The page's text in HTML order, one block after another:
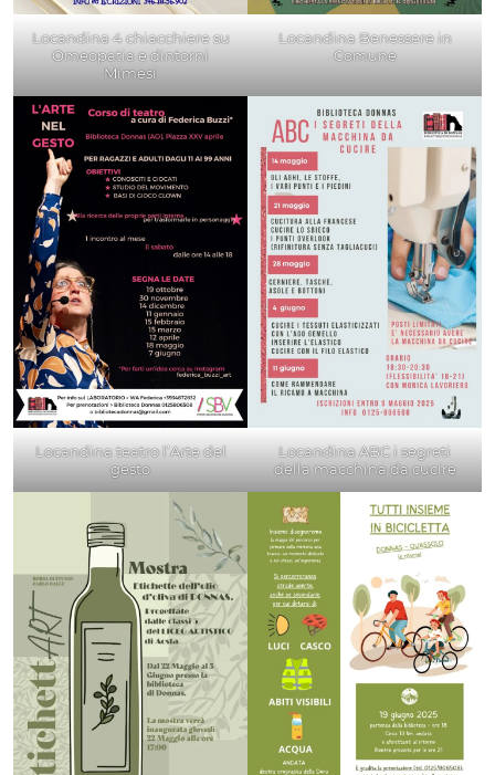
Locandina 4 chiacchiere su
Omeopatia e dintorni
Mimesi
Locandina Benessere in
Comune
Locandina teatro l’Arte del
gesto
Locandina ABC i segreti
della macchina da cucire